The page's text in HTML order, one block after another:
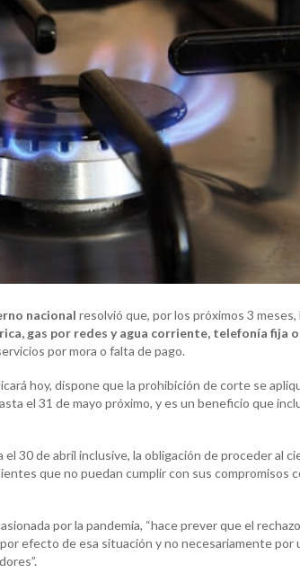
nacional resolvió que, por los próximos 3 meses,
gas por redes y agua corriente, telefonía fija
por mora o falta de pago.
hoy, dispone que la prohibición de corte se
el 31 de mayo próximo, y es un beneficio que
30 de abril inclusive, la obligación de proceder al
que no puedan cumplir con sus compromisos
por la pandemia, “hace prever que el
efecto de esa situación y no necesariamente por